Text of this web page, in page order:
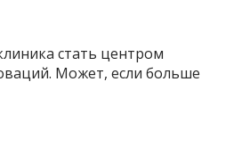
стать центром
Может, если больше